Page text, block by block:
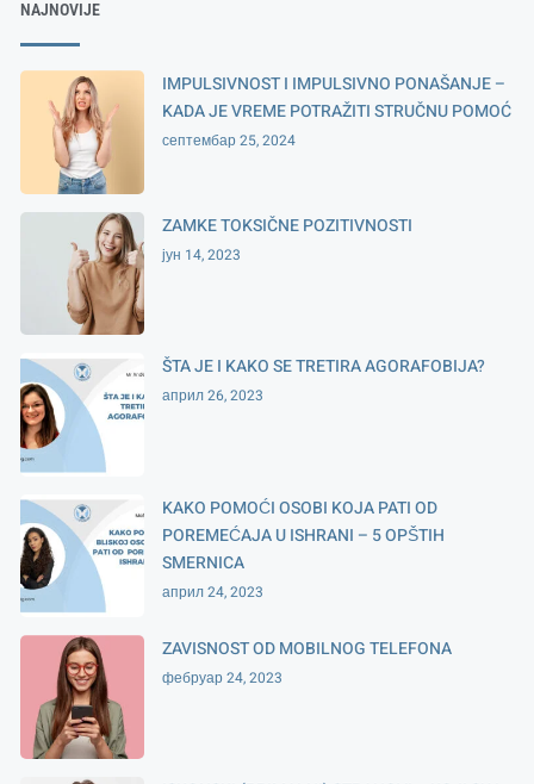
NAJNOVIJE
IMPULSIVNOST I IMPULSIVNO PONAŠANJE –
KADA JE VREME POTRAŽITI STRUČNU POMOĆ
септембар 25, 2024
ZAMKE TOKSIČNE POZITIVNOSTI
јун 14, 2023
ŠTA JE I KAKO SE TRETIRA AGORAFOBIJA?
април 26, 2023
KAKO POMOĆI OSOBI KOJA PATI OD
POREMEĆAJA U ISHRANI – 5 OPŠTIH
SMERNICA
април 24, 2023
ZAVISNOST OD MOBILNOG TELEFONA
фебруар 24, 2023